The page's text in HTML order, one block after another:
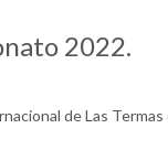
2022.
de Las Termas